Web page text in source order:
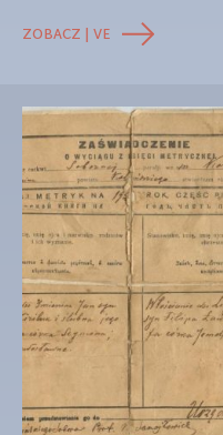
ZOBACZ | VE